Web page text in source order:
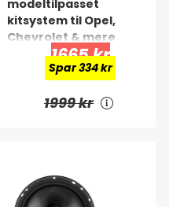
modeltilpasset
kitsystem til Opel,
Chevrolet & mere
1665 kr
Spar 334 kr
1999 kr